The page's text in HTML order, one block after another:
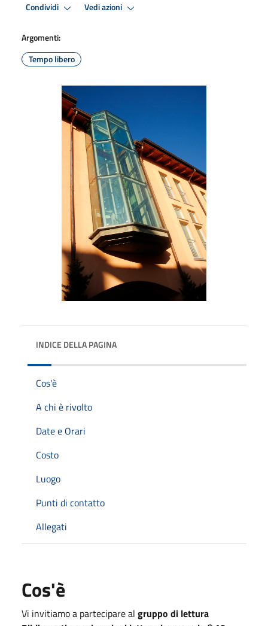
Condividi Vedi azioni
Argomenti:
Tempo libero
INDICE DELLA PAGINA
Cos'è
A chi è rivolto
Date e Orari
Costo
Luogo
Punti di contatto
Allegati
Cos'è
Vi invitiamo a partecipare al gruppo di lettura